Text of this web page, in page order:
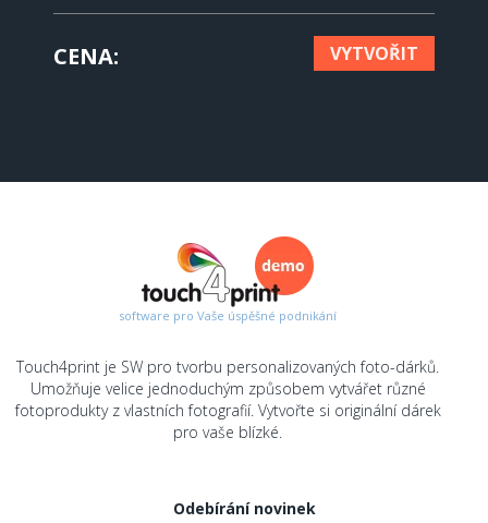
CENA VYTVOŘIT
software pro Vaše úspěšné podnikání
Touch4print je SW pro tvorbu personalizovaných foto-dárků.
Umožňuje velice jednoduchým způsobem vytvářet různé
fotoprodukty z vlastních fotografií. Vytvořte si originální dárek
pro vaše blízké.
Odebírání novinek